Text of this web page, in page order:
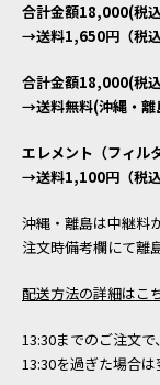
合計金額18,000(税
→送料1,650円（税込
合計金額18,000(税
→送料無料(沖縄・離
エレメント（フィル
→送料1,100円（税込
沖縄・離島は中継料
注文時備考欄にて離
配送方法の詳細はこ
13:30までのご注文で
13:30を過ぎた場合は